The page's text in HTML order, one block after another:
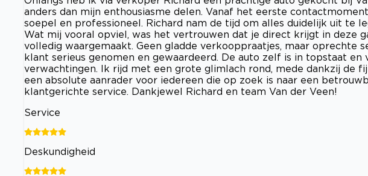
anders dan mijn enthousiasme delen. Vanaf het eerste
soepel en professioneel. Richard nam de tijd om alles duidelijk uit te
Wat mij vooral opviel, was het vertrouwen dat je direct krijgt in deze
volledig waargemaakt. Geen gladde verkooppraatjes, maar oprechte
klant serieus genomen en gewaardeerd. De auto zelf is in topstaat en
verwachtingen. Ik rijd met een grote glimlach rond, mede dankzij de
een absolute aanrader voor iedereen die op zoek is naar een
klantgerichte service. Dankjewel Richard en team Van der Veen!
Service
Deskundigheid